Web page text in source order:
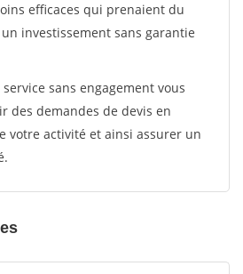
efficaces qui prenaient du
investissement sans garantie
sans engagement vous
des demandes de devis en
votre activité et ainsi assurer un